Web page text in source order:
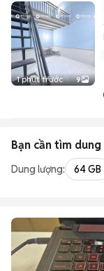
1 phút trước 9
Bạn cần tìm dung
Dung lượng: 64 GB